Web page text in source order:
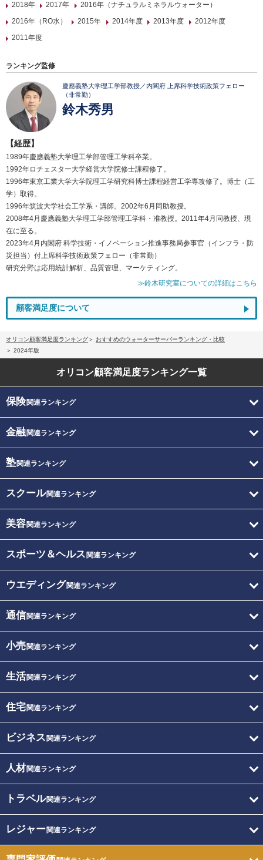
2018年
2017年
2016年（ナチュラルミネラルウォーター）
2016年（RO水）
2015年 2014年度 2013年度
2012年度
2011年度
ランキング監修
慶應義塾大学理工学部教授／内閣府 上席科学技術政策フェロー
（非常勤）
鈴木秀男
【経歴】
1989年慶應義塾大学理工学部管理工学科卒業。
1992年ロチェスター大学経営大学院修士課程修了。
1996年東京工業大学大学院理工学研究科博士課程経営工学専攻修了。博士（工
学）取得。
1996年筑波大学社会工学系・講師。2002年6月同助教授。
2008年4月慶應義塾大学理工学部管理工学科・准教授。2011年4月同教授、現
在に至る。
2023年4月内閣府 科学技術・イノベーション推進事務局参事官（インフラ・防
災担当）付上席科学技術政策フェロー（非常勤）
研究分野は応用統計解析、品質管理、マーケティング。
≫鈴木研究室についての詳細はこちら
顧客満足度について
オリコン顧客満足度ランキング
おすすめのウォーターサーバーランキング・比較
2024年版
オリコン顧客満足度ランキング一覧
保険関連ランキング
金融関連ランキング
塾関連ランキング
スクール関連ランキング
美容関連ランキング
スポーツ＆ヘルス 関連ランキング
ウエディング関連ランキング
通信関連ランキング
小売関連ランキング
生活関連ランキング
住宅関連ランキング
ビジネス 関連ランキング
人材関連ランキング
トラベル関連ランキング
レジャー関連ランキング